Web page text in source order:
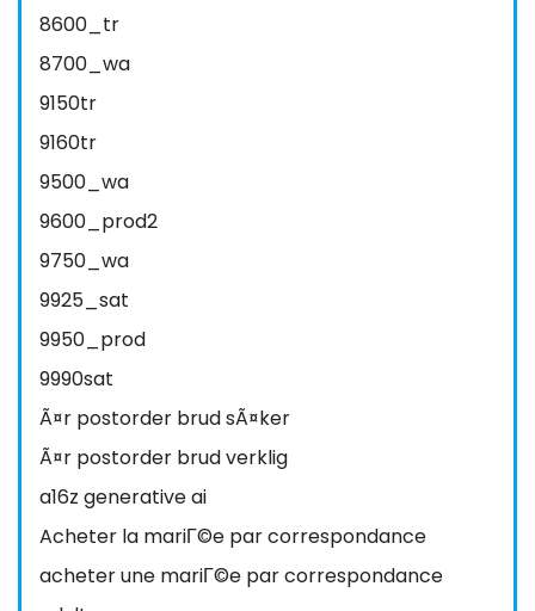
8600_tr
8700_wa
9150tr
9160tr
9500_wa
9600_prod2
9750_wa
9925_sat
9950_prod
9990sat
Ã¤r postorder brud sÃ¤ker
Ã¤r postorder brud verklig
a16z generative ai
Acheter la mariГ©e par correspondance
acheter une mariГ©e par correspondance